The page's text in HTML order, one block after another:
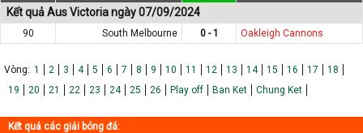
Kết quả Aus Victoria ngày 07/09/2024
90 South Melbourne 0 - 1 Oakleigh Cannons
Vòng: 1 2 3 4 5 6 7 8 9 10 11 12 13 14 15 16 17
18
19
20 21 22 23 24 25 26 Play off Ban Ket Chung Ket
Kết quả các giải bóng đá: